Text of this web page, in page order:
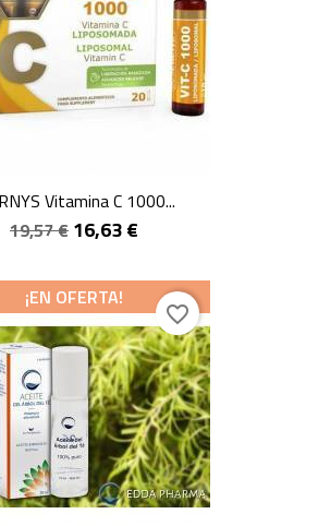
Vitamina C 1000...
19,57 € 16,63 €
¡EN OFERTA!
favorite_border